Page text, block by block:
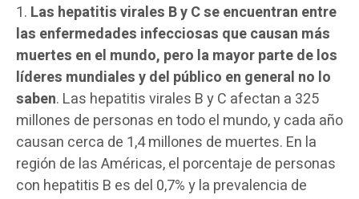
1. Las hepatitis virales B y C se encuentran entre
las enfermedades infecciosas que causan más
muertes en el mundo, pero la mayor parte de los
líderes mundiales y del público en general no lo
saben. Las hepatitis virales B y C afectan a 325
millones de personas en todo el mundo, y cada año
causan cerca de 1,4 millones de muertes. En la
región de las Américas, el porcentaje de personas
con hepatitis B es del 0,7% y la prevalencia de